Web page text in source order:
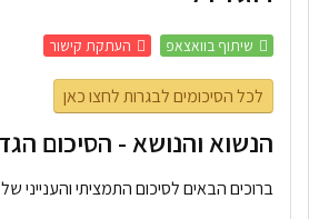
שיתוף בוואצאפ העתקת קישור
לכל הסיכומים לבגרות לחצו כאן
הנשוא והנושא - הסיכום
ברוכים הבאים לסיכום התמציתי והענייני